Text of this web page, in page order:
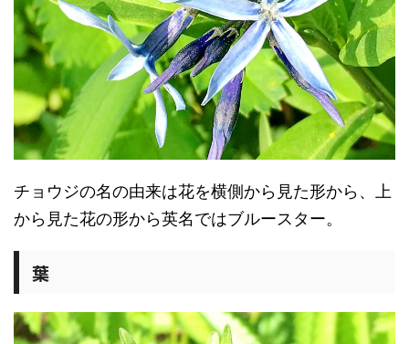
チョウジの名の由来は花を横側から見た形から、上
から見た花の形から英名ではブルースター。
葉